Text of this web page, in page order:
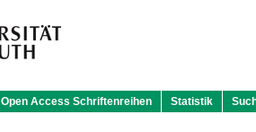
Open Access Schriftenreihen Statistik